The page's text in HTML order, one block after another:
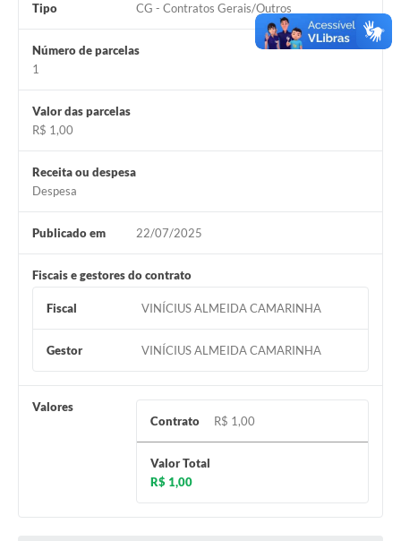
Tipo CG - Contratos Gerais/Outros
Número de parcelas
1
Valor das parcelas
R$ 1,00
Receita ou despesa
Despesa
Publicado em 22/07/2025
Fiscais e gestores do contrato
Fiscal VINÍCIUS ALMEIDA CAMARINHA
Gestor VINÍCIUS ALMEIDA CAMARINHA
Valores
Contrato
R$ 1,00
Valor Total
R$ 1,00